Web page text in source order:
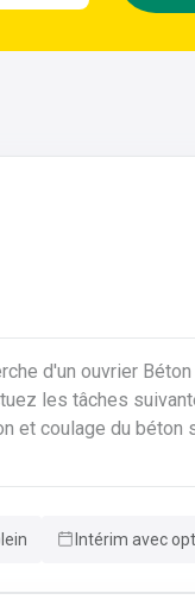
d'un ouvrier
Coffrage sur base de
et coulage du béton
Intérim avec